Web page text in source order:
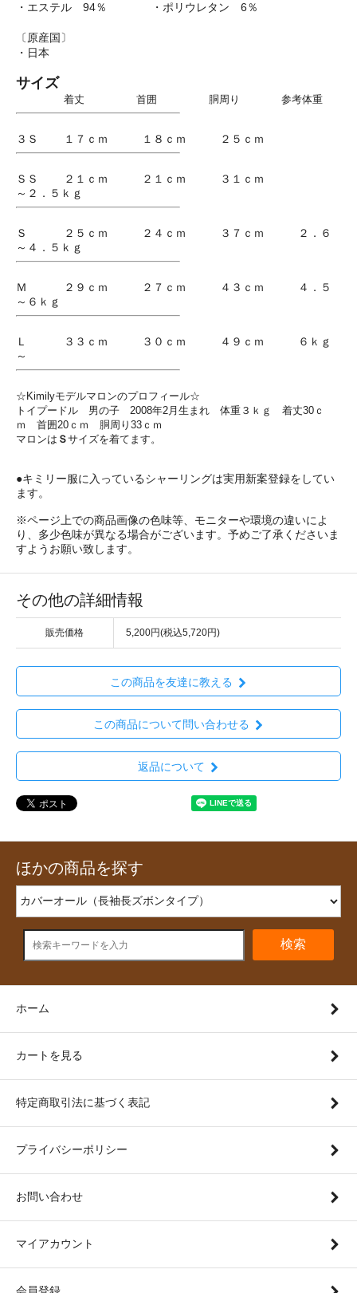
・エステル 94％ ・ポリウレタン 6％
〔原産国〕
・日本
サイズ
着丈 首囲 胴周り 参考体重
３Ｓ １７ｃｍ １８ｃｍ ２５ｃｍ
ＳＳ ２１ｃｍ ２１ｃｍ ３１ｃｍ
～２．５ｋｇ
Ｓ ２５ｃｍ ２４ｃｍ ３７ｃｍ ２．６
～４．５ｋｇ
Ｍ ２９ｃｍ ２７ｃｍ ４３ｃｍ ４．５
～６ｋｇ
Ｌ ３３ｃｍ ３０ｃｍ ４９ｃｍ ６ｋｇ
～
☆Kimilyモデルマロンのプロフィール☆
トイプードル 男の子 2008年2月生まれ 体重３ｋｇ 着丈30ｃ
ｍ 首囲20ｃｍ 胴周り33ｃｍ
マロンは Ｓサイズを着てます。
●キミリー服に入っているシャーリングは実用新案登録をしてい
ます。
※ページ上での商品画像の色味等、モニターや環境の違いによ
り、多少色味が異なる場合がございます。予めご了承くださいま
すようお願い致します。
その他の詳細情報
販売価格 5,200円(税込5,720円)
この商品を友達に教える
この商品について問い合わせる
返品について
ほかの商品を探す
検索
ホーム
カートを見る
特定商取引法に基づく表記
プライバシーポリシー
お問い合わせ
マイアカウント